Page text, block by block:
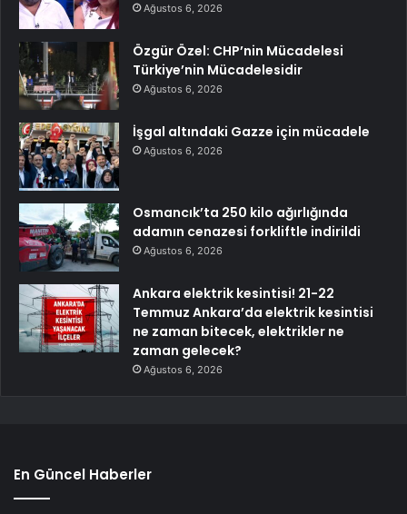
Ağustos 6, 2026
Özgür Özel: CHP’nin Mücadelesi
Türkiye’nin Mücadelesidir
Ağustos 6, 2026
İşgal altındaki Gazze için mücadele
Ağustos 6, 2026
Osmancık’ta 250 kilo ağırlığında
adamın cenazesi forkliftle indirildi
Ağustos 6, 2026
Ankara elektrik kesintisi! 21-22
Temmuz Ankara’da elektrik kesintisi
ne zaman bitecek, elektrikler ne
zaman gelecek?
Ağustos 6, 2026
En Güncel Haberler